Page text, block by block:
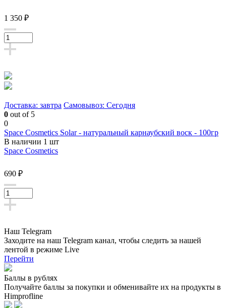
1 350 ₽
Доставка: завтра Самовывоз: Сегодня
0 out of 5
0
Space Cosmetics Solar - натуральный карнаубский воск - 100гр
В наличии 1 шт
Space Cosmetics
690 ₽
Наш Telegram
Заходите на наш Telegram канал, чтобы следить за нашей
лентой в режиме Live
Перейти
Баллы в рублях
Получайте баллы за покупки и обменивайте их на продукты в
Himprofline